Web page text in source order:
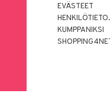
EVÄSTEET
KUMPPANIKSI